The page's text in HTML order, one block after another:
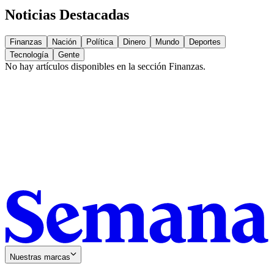
Noticias Destacadas
Finanzas Nación Política Dinero Mundo
Deportes
Tecnología
Gente
No hay artículos disponibles en la sección Finanzas.
Nuestras marcas